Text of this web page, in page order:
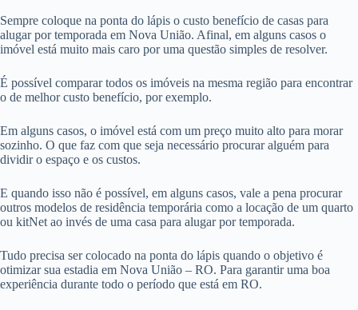
Sempre coloque na ponta do lápis o custo benefício de casas para
alugar por temporada em Nova União. Afinal, em alguns casos o
imóvel está muito mais caro por uma questão simples de resolver.
É possível comparar todos os imóveis na mesma região para encontrar
o de melhor custo benefício, por exemplo.
Em alguns casos, o imóvel está com um preço muito alto para morar
sozinho. O que faz com que seja necessário procurar alguém para
dividir o espaço e os custos.
E quando isso não é possível, em alguns casos, vale a pena procurar
outros modelos de residência temporária como a locação de um quarto
ou kitNet ao invés de uma casa para alugar por temporada.
Tudo precisa ser colocado na ponta do lápis quando o objetivo é
otimizar sua estadia em Nova União – RO. Para garantir uma boa
experiência durante todo o período que está em RO.